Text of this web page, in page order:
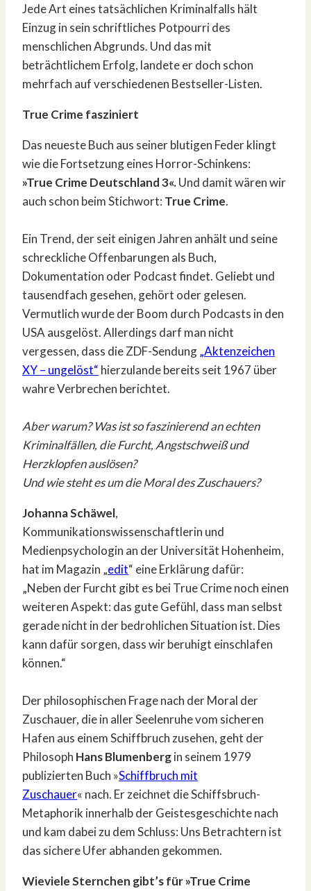
Jede Art eines tatsächlichen Kriminalfalls hält
Einzug in sein schriftliches Potpourri des
menschlichen Abgrunds. Und das mit
beträchtlichem Erfolg, landete er doch schon
mehrfach auf verschiedenen Bestseller-Listen.
True Crime fasziniert
Das neueste Buch aus seiner blutigen Feder klingt
wie die Fortsetzung eines Horror-Schinkens:
»True Crime Deutschland 3«.Und damit wären wir
auch schon beim Stichwort: True Crime.
Ein Trend, der seit einigen Jahren anhält und seine
schreckliche Offenbarungen als Buch,
Dokumentation oder Podcast findet. Geliebt und
tausendfach gesehen, gehört oder gelesen.
Vermutlich wurde der Boom durch Podcasts in den
USA ausgelöst. Allerdings darf man nicht
vergessen, dass die ZDF-Sendung„Aktenzeichen
XY – ungelöst“ hierzulande bereits seit 1967 über
wahre Verbrechen berichtet.
Aber warum? Was ist so faszinierend an echten
Kriminalfällen, die Furcht, Angstschweiß und
Herzklopfen auslösen?
Und wie steht es um die Moral des Zuschauers?
Johanna Schäwel,
Kommunikationswissenschaftlerin und
Medienpsychologin an der Universität Hohenheim,
hat im Magazin „edit“ eine Erklärung dafür:
„Neben der Furcht gibt es bei True Crime noch einen
weiteren Aspekt: das gute Gefühl, dass man selbst
gerade nicht in der bedrohlichen Situation ist. Dies
kann dafür sorgen, dass wir beruhigt einschlafen
können.“
Der philosophischen Frage nach der Moral der
Zuschauer, die in aller Seelenruhe vom sicheren
Hafen aus einem Schiffbruch zusehen, geht der
Philosoph Hans Blumenbergin seinem 1979
publizierten Buch »Schiffbruch mit
Zuschauer« nach. Er zeichnet die Schiffsbruch-
Metaphorik innerhalb der Geistesgeschichte nach
und kam dabei zu dem Schluss: Uns Betrachtern ist
das sichere Ufer abhanden gekommen.
Wieviele Sternchen gibt’s für »True Crime